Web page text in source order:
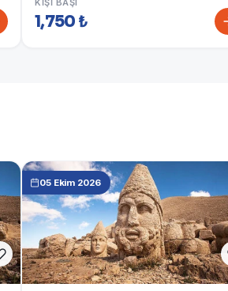
1,750 ₺
05 Ekim 2026